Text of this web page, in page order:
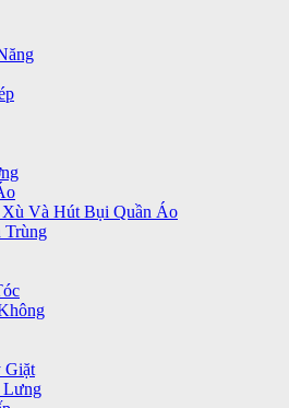
Và Hút Bụi Quần Áo
Giặt
Lưng